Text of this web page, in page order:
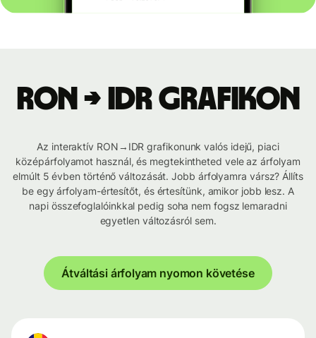
RON → IDR grafikon
Az interaktív RON→IDR grafikonunk valós idejű, piaci
középárfolyamot használ, és megtekintheted vele az árfolyam
elmúlt 5 évben történő változását. Jobb árfolyamra vársz? Állíts
be egy árfolyam-értesítőt, és értesítünk, amikor jobb lesz. A
napi összefoglalóinkkal pedig soha nem fogsz lemaradni
egyetlen változásról sem.
Átváltási árfolyam nyomon követése